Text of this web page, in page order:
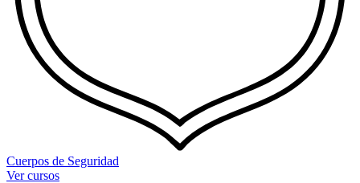
Cuerpos de Seguridad
Ver cursos